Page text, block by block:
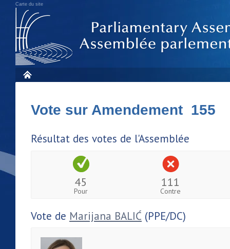
Carte du site
Vote sur Amendement 155
Résultat des votes de l'Assemblée
45
Pour
111
Contre
Vote de Marijana BALIĆ (PPE/DC)